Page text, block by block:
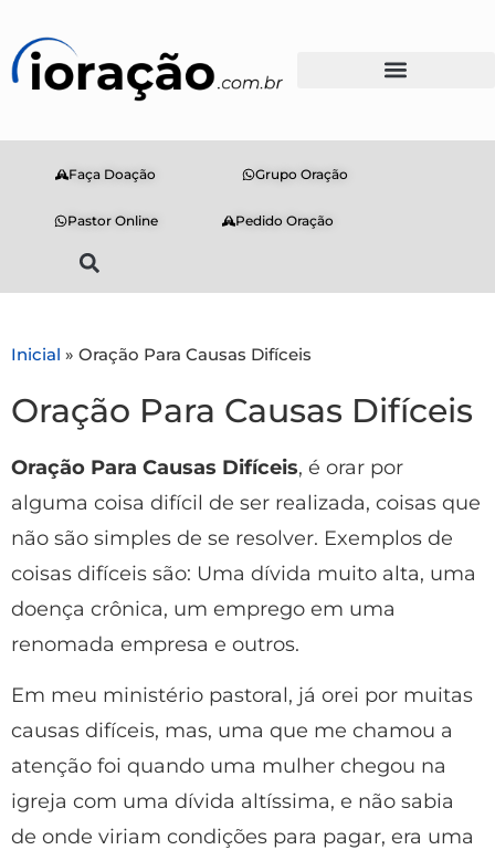
Faça Doação Grupo Oração
Pastor Online Pedido Oração
Inicial » Oração Para Causas Difíceis
Oração Para Causas Difíceis
Oração Para Causas Difíceis, é orar por
alguma coisa difícil de ser realizada, coisas que
não são simples de se resolver. Exemplos de
coisas difíceis são: Uma dívida muito alta, uma
doença crônica, um emprego em uma
renomada empresa e outros.
Em meu ministério pastoral, já orei por muitas
causas difíceis, mas, uma que me chamou a
atenção foi quando uma mulher chegou na
igreja com uma dívida altíssima, e não sabia
de onde viriam condições para pagar, era uma